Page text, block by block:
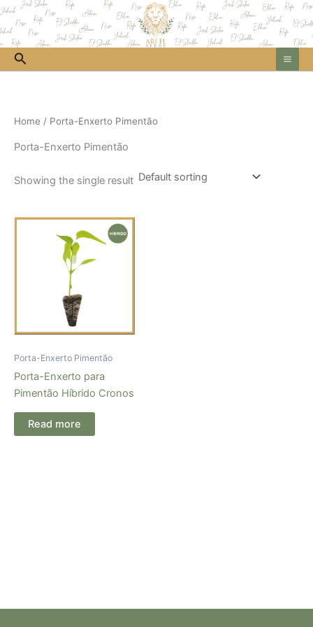
Skip
to
content
Search
Home / Porta-Enxerto Pimentão
Porta-Enxerto Pimentão
Showing the single result
Porta-Enxerto Pimentão
Porta-Enxerto para
Pimentão Híbrido Cronos
Read more